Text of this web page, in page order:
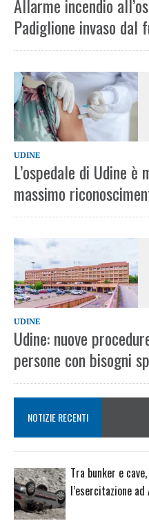
Allarme incendio
Padiglione invaso dal
UDINE
L’ospedale di Udine
massimo
UDINE
Udine: nuove
persone con bisogni
NOTIZIE RECENTI
Tra bunker e
l’esercitazione